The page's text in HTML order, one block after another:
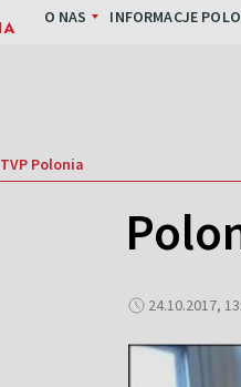
O NAS INFORMACJE
TVP Polonia
24.10.2017,